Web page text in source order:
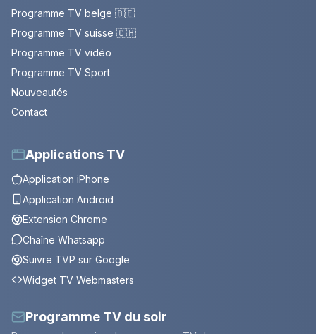
Programme TV belge 🇧🇪
Programme TV suisse 🇨🇭
Programme TV vidéo
Programme TV Sport
Nouveautés
Contact
Applications TV
Application iPhone
Application Android
Extension Chrome
Chaîne Whatsapp
Suivre TVP sur Google
Widget TV Webmasters
Programme TV du soir